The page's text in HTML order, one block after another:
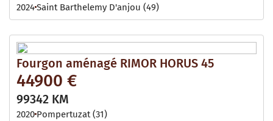
2024Saint Barthelemy D'anjou (49)
Fourgon aménagé RIMOR HORUS 45
44900 €
99342 KM
2020 Pompertuzat (31)